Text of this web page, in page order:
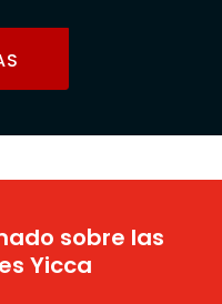
sobre las
Yicca